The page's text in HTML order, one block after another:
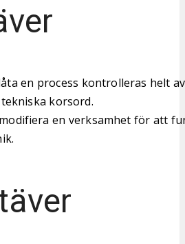
en process kontrolleras helt
korsord.
en verksamhet för att